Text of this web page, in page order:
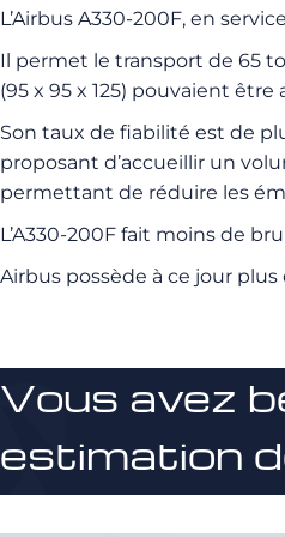
L’Airbus A330-200F, en
Il permet le transport de 65
(95 x 95 x 125) pouvaient
Son taux de fiabilité est de
proposant d’accueillir un
permettant de réduire les
L’A330-200F fait moins de
Airbus possède à ce jour plus
Vous avez
estimation